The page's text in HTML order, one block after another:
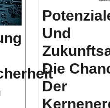
Und
Die
Der